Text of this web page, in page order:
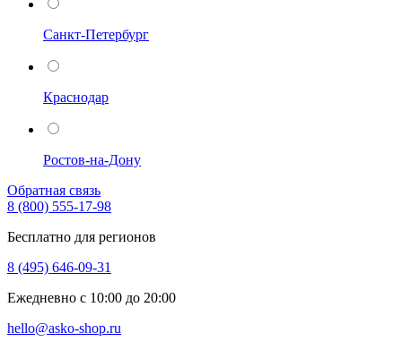
Санкт-Петербург
Краснодар
Ростов-на-Дону
Обратная связь
8 (800) 555-17-98
Бесплатно для регионов
8 (495) 646-09-31
Ежедневно с 10:00 до 20:00
hello@asko-shop.ru